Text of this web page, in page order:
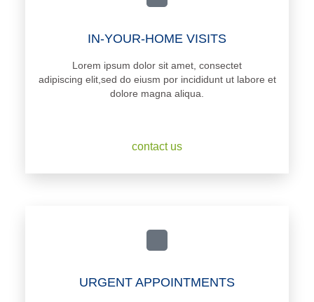
IN-YOUR-HOME VISITS
Lorem ipsum dolor sit amet, consectet
adipiscing elit,sed do eiusm por incididunt ut labore et
dolore magna aliqua.
contact us
URGENT APPOINTMENTS